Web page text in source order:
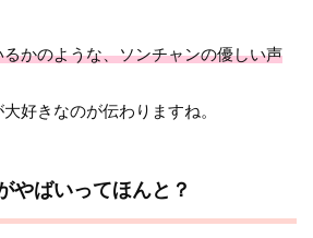
かのような、ソンチャンの優しい声
好きなのが伝わりますね。
やばいってほんと？